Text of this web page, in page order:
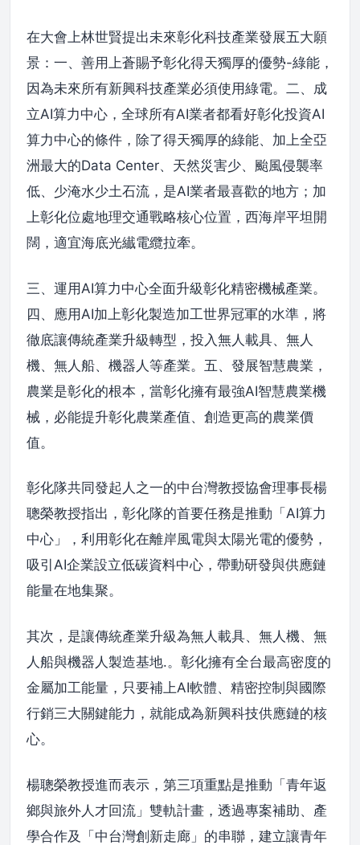
在大會上林世賢提出未來彰化科技產業發展五大願
景：一、善用上蒼賜予彰化得天獨厚的優勢-綠能，
因為未來所有新興科技產業必須使用綠電。二、成
立AI算力中心，全球所有AI業者都看好彰化投資AI
算力中心的條件，除了得天獨厚的綠能、加上全亞
洲最大的Data Center、天然災害少、颱風侵襲率
低、少淹水少土石流，是AI業者最喜歡的地方；加
上彰化位處地理交通戰略核心位置，西海岸平坦開
闊，適宜海底光纎電纜拉牽。
三、運用AI算力中心全面升級彰化精密機械產業。
四、應用AI加上彰化製造加工世界冠軍的水準，將
徹底讓傳統產業升級轉型，投入無人載具、無人
機、無人船、機器人等產業。五、發展智慧農業，
農業是彰化的根本，當彰化擁有最強AI智慧農業機
械，必能提升彰化農業產值、創造更高的農業價
值。
彰化隊共同發起人之一的中台灣教授協會理事長楊
聰榮教授指出，彰化隊的首要任務是推動「AI算力
中心」，利用彰化在離岸風電與太陽光電的優勢，
吸引AI企業設立低碳資料中心，帶動研發與供應鏈
能量在地集聚。
其次，是讓傳統產業升級為無人載具、無人機、無
人船與機器人製造基地.。彰化擁有全台最高密度的
金屬加工能量，只要補上AI軟體、精密控制與國際
行銷三大關鍵能力，就能成為新興科技供應鏈的核
心。
楊聰榮教授進而表示，第三項重點是推動「青年返
鄉與旅外人才回流」雙軌計畫，透過專案補助、產
學合作及「中台灣創新走廊」的串聯，建立讓青年